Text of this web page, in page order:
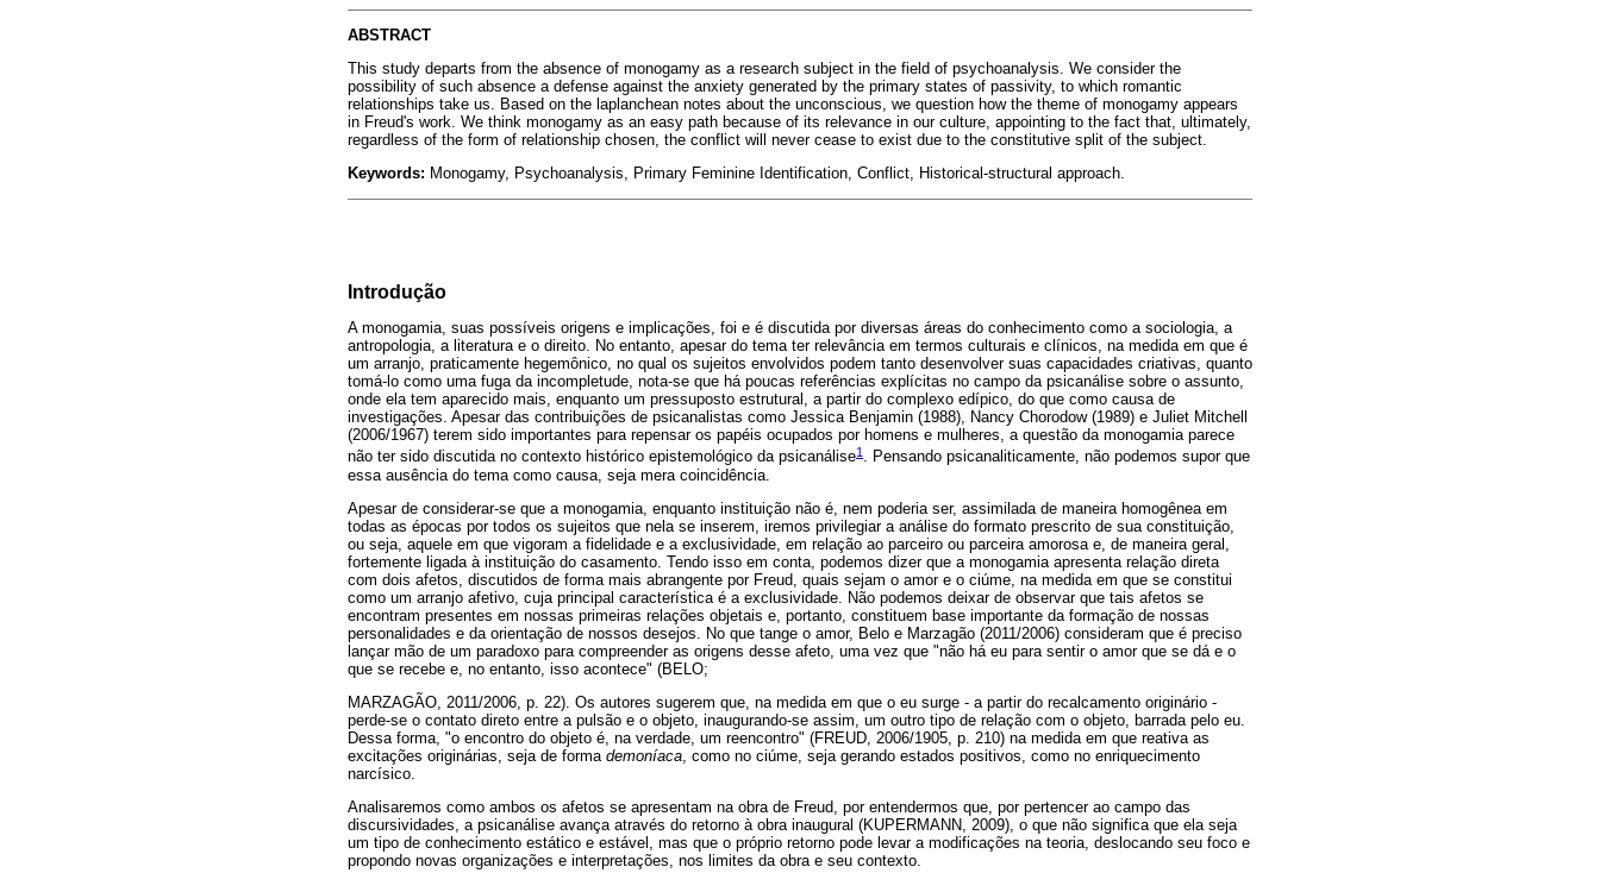
ABSTRACT
This study departs from the absence of monogamy as a research subject in the field of psychoanalysis. We consider the
possibility of such absence a defense against the anxiety generated by the primary states of passivity, to which romantic
relationships take us. Based on the laplanchean notes about the unconscious, we question how the theme of monogamy appears
in Freud's work. We think monogamy as an easy path because of its relevance in our culture, appointing to the fact that, ultimately,
regardless of the form of relationship chosen, the conflict will never cease to exist due to the constitutive split of the subject.
Keywords: Monogamy, Psychoanalysis, Primary Feminine Identification, Conflict, Historical-structural approach.
Introdução
A monogamia, suas possíveis origens e implicações, foi e é discutida por diversas áreas do conhecimento como a sociologia, a
antropologia, a literatura e o direito. No entanto, apesar do tema ter relevância em termos culturais e clínicos, na medida em que é
um arranjo, praticamente hegemônico, no qual os sujeitos envolvidos podem tanto desenvolver suas capacidades criativas, quanto
tomá-lo como uma fuga da incompletude, nota-se que há poucas referências explícitas no campo da psicanálise sobre o assunto,
onde ela tem aparecido mais, enquanto um pressuposto estrutural, a partir do complexo edípico, do que como causa de
investigações. Apesar das contribuições de psicanalistas como Jessica Benjamin (1988), Nancy Chorodow (1989) e Juliet Mitchell
(2006/1967) terem sido importantes para repensar os papéis ocupados por homens e mulheres, a questão da monogamia parece
não ter sido discutida no contexto histórico epistemológico da psicanálise1 . Pensando psicanaliticamente, não podemos supor que
essa ausência do tema como causa, seja mera coincidência.
Apesar de considerar-se que a monogamia, enquanto instituição não é, nem poderia ser, assimilada de maneira homogênea em
todas as épocas por todos os sujeitos que nela se inserem, iremos privilegiar a análise do formato prescrito de sua constituição,
ou seja, aquele em que vigoram a fidelidade e a exclusividade, em relação ao parceiro ou parceira amorosa e, de maneira geral,
fortemente ligada à instituição do casamento. Tendo isso em conta, podemos dizer que a monogamia apresenta relação direta
com dois afetos, discutidos de forma mais abrangente por Freud, quais sejam o amor e o ciúme, na medida em que se constitui
como um arranjo afetivo, cuja principal característica é a exclusividade. Não podemos deixar de observar que tais afetos se
encontram presentes em nossas primeiras relações objetais e, portanto, constituem base importante da formação de nossas
personalidades e da orientação de nossos desejos. No que tange o amor, Belo e Marzagão (2011/2006) consideram que é preciso
lançar mão de um paradoxo para compreender as origens desse afeto, uma vez que "não há eu para sentir o amor que se dá e o
que se recebe e, no entanto, isso acontece" (BELO;
MARZAGÃO, 2011/2006, p. 22). Os autores sugerem que, na medida em que o eu surge - a partir do recalcamento originário -
perde-se o contato direto entre a pulsão e o objeto, inaugurando-se assim, um outro tipo de relação com o objeto, barrada pelo eu.
Dessa forma, "o encontro do objeto é, na verdade, um reencontro" (FREUD, 2006/1905, p. 210) na medida em que reativa as
excitações originárias, seja de forma demoníaca , como no ciúme, seja gerando estados positivos, como no enriquecimento
narcísico.
Analisaremos como ambos os afetos se apresentam na obra de Freud, por entendermos que, por pertencer ao campo das
discursividades, a psicanálise avança através do retorno à obra inaugural (KUPERMANN, 2009), o que não significa que ela seja
um tipo de conhecimento estático e estável, mas que o próprio retorno pode levar a modificações na teoria, deslocando seu foco e
propondo novas organizações e interpretações, nos limites da obra e seu contexto.